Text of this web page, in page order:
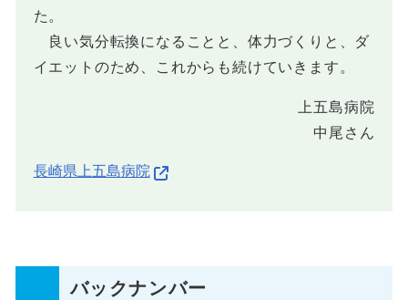
た。
良い気分転換になることと、体力づくりと、ダ
イエットのため、これからも続けていきます。
上五島病院
中尾さん
長崎県上五島病院
バックナンバー